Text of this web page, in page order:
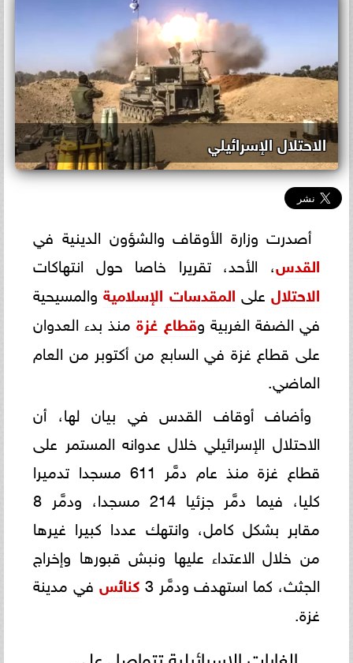
الاحتلال الإسرائيلي
أصدرت وزارة الأوقاف والشؤون الدينية في
القدس، الأحد، تقريرا خاصا حول انتهاكات
الاحتلال على المقدسات الإسلاميةوالمسيحية
في الضفة الغربية وقطاع غزةمنذ بدء العدوان
على قطاع غزة في السابع من أكتوبر من العام
الماضي.
وأضاف أوقاف القدس في بيان لها، أن
الاحتلال الإسرائيلي خلال عدوانه المستمر على
قطاع غزة منذ عام دمَّر 611 مسجدا تدميرا
كليا، فيما دمَّر جزئيا 214 مسجدا، ودمَّر 8
مقابر بشكل كامل، وانتهك عددا كبيرا غيرها
من خلال الاعتداء عليها ونبش قبورها وإخراج
الجثث، كما استهدف ودمَّر 3
كنائس في مدينة
غزة.